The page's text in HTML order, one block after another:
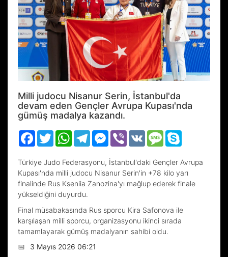
Milli judocu Nisanur Serin, İstanbul'da
devam eden Gençler Avrupa Kupası'nda
gümüş madalya kazandı.
Facebook
TwitterWhatsAppTelegramMessenger
Viber VK Message
Türkiye Judo Federasyonu, İstanbul'daki Gençler Avrupa
Kupası'nda milli judocu Nisanur Serin'in +78 kilo yarı
finalinde Rus Kseniia Zanozina'yı mağlup ederek finale
yükseldiğini duyurdu.
Final müsabakasında Rus sporcu Kira Safonova ile
karşılaşan milli sporcu, organizasyonu ikinci sırada
tamamlayarak gümüş madalyanın sahibi oldu.
📅
3 Mayıs 2026 06:21